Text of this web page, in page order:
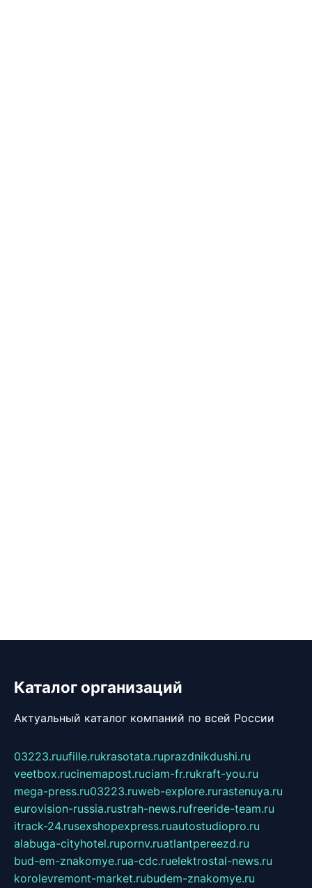
Каталог организаций
Актуальный каталог компаний по всей России
03223.ruufille.rukrasotata.ruprazdnikdushi.ru
veetbox.rucinemapost.ruciam-fr.rukraft-you.ru
mega-press.ru03223.ruweb-explore.rurastenuya.ru
eurovision-russia.rustrah-news.rufreeride-team.ru
itrack-24.rusexshopexpress.ruautostudiopro.ru
alabuga-cityhotel.rupornv.ruatlantpereezd.ru
bud-em-znakomye.rua-cdc.ruelektrostal-news.ru
korolevremont-market.rubudem-znakomye.ru